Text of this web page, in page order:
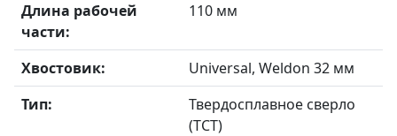
Длина рабочей
части:
110 мм
Хвостовик:
Universal, Weldon 32 мм
Тип:
Твердосплавное сверло
(TCT)